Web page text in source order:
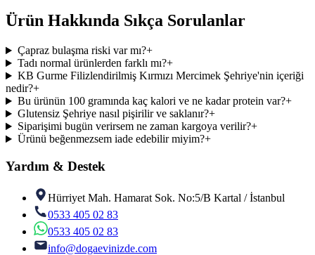
Ürün Hakkında Sıkça Sorulanlar
Çapraz bulaşma riski var mı?+
Tadı normal ürünlerden farklı mı?+
KB Gurme Filizlendirilmiş Kırmızı Mercimek Şehriye'nin içeriği
nedir?+
Bu ürünün 100 gramında kaç kalori ve ne kadar protein var?+
Glutensiz Şehriye nasıl pişirilir ve saklanır?+
Siparişimi bugün verirsem ne zaman kargoya verilir?+
Ürünü beğenmezsem iade edebilir miyim?+
Yardım & Destek
Hürriyet Mah. Hamarat Sok. No:5/B Kartal / İstanbul
0533 405 02 83
0533 405 02 83
info@dogaevinizde.com